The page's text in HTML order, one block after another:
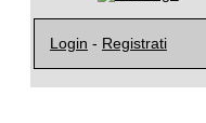
Login - Registrati